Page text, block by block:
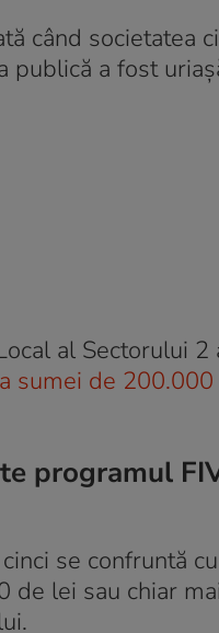
când societatea
publică a fost
al Sectorului
sumei de
programul
se confruntă
de lei sau chiar